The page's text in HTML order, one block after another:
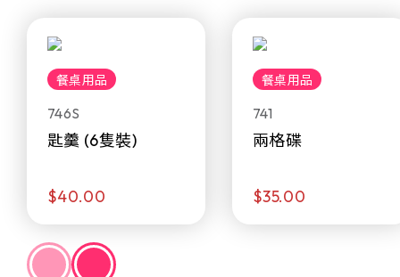
餐桌用品
746S
匙羹 (6隻裝)
$40.00
餐桌用品
741
兩格碟
$35.00